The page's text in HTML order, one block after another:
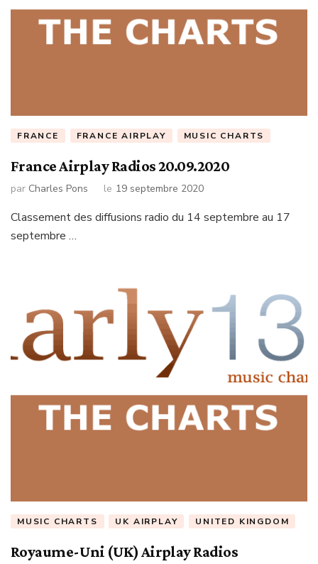
FRANCE FRANCE AIRPLAY MUSIC CHARTS
France Airplay Radios 20.09.2020
par Charles Pons le 19 septembre 2020
Classement des diffusions radio du 14 septembre au 17
septembre …
MUSIC CHARTS UK AIRPLAY UNITED KINGDOM
Royaume-Uni (UK) Airplay Radios